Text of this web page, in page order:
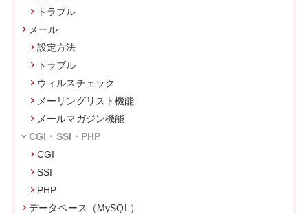
トラブル
メール
設定方法
トラブル
ウィルスチェック
メーリングリスト機能
メールマガジン機能
CGI・SSI・PHP
CGI
SSI
PHP
データベース（MySQL）